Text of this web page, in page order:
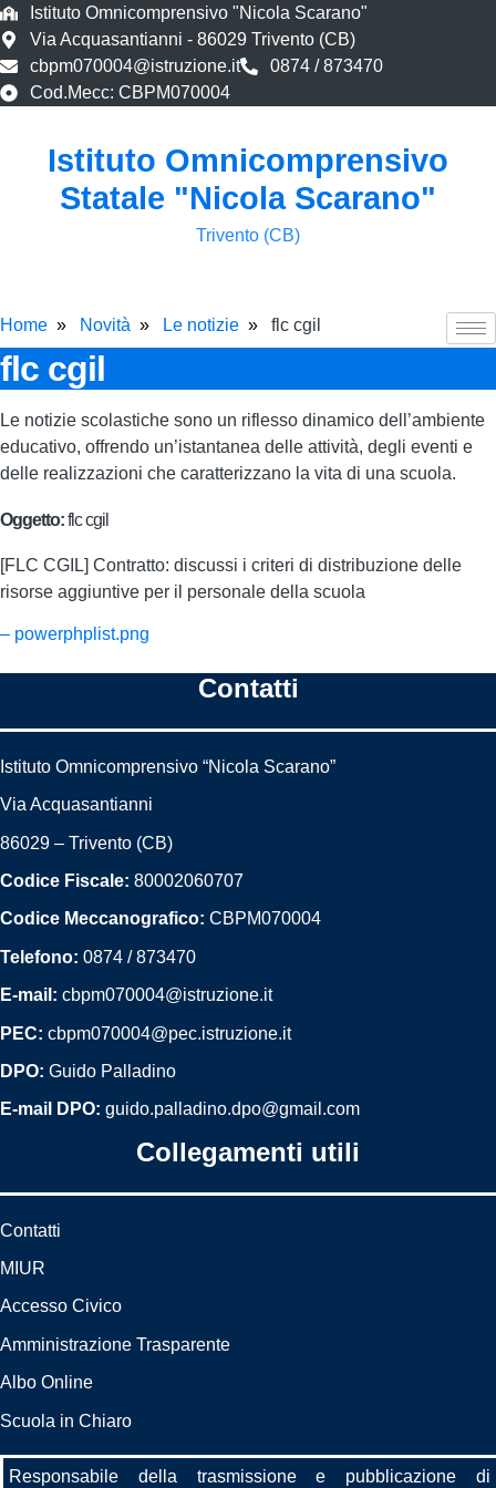
Istituto Omnicomprensivo "Nicola Scarano"
Via Acquasantianni - 86029 Trivento (CB)
cbpm070004@istruzione.it
0874 / 873470
Cod.Mecc: CBPM070004
Istituto Omnicomprensivo
Statale "Nicola Scarano"
Trivento (CB)
Home Novità Le notizie flc cgil
flc cgil
Le notizie scolastiche sono un riflesso dinamico dell’ambiente
educativo, offrendo un’istantanea delle attività, degli eventi e
delle realizzazioni che caratterizzano la vita di una scuola.
Oggetto:flc cgil
[FLC CGIL] Contratto: discussi i criteri di distribuzione delle
risorse aggiuntive per il personale della scuola
– powerphplist.png
Contatti
Istituto Omnicomprensivo “Nicola Scarano”
Via Acquasantianni
86029 – Trivento (CB)
Codice Fiscale: 80002060707
Codice Meccanografico: CBPM070004
Telefono: 0874 / 873470
E-mail: cbpm070004@istruzione.it
PEC: cbpm070004@pec.istruzione.it
DPO: Guido Palladino
E-mail DPO: guido.palladino.dpo@gmail.com
Collegamenti utili
Contatti
MIUR
Accesso Civico
Amministrazione Trasparente
Albo Online
Scuola in Chiaro
Responsabile della trasmissione e pubblicazione di